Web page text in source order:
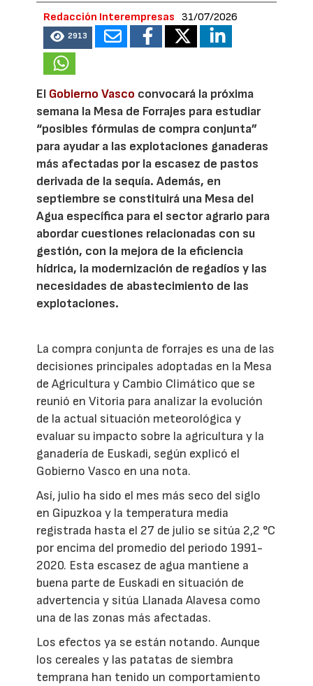
Redacción Interempresas 31/07/2026
2913
El Gobierno Vasco convocará la próxima
semana la Mesa de Forrajes para estudiar
“posibles fórmulas de compra conjunta”
para ayudar a las explotaciones ganaderas
más afectadas por la escasez de pastos
derivada de la sequía. Además, en
septiembre se constituirá una Mesa del
Agua específica para el sector agrario para
abordar cuestiones relacionadas con su
gestión, con la mejora de la eficiencia
hídrica, la modernización de regadíos y las
necesidades de abastecimiento de las
explotaciones.
La compra conjunta de forrajes es una de las
decisiones principales adoptadas en la Mesa
de Agricultura y Cambio Climático que se
reunió en Vitoria para analizar la evolución
de la actual situación meteorológica y
evaluar su impacto sobre la agricultura y la
ganadería de Euskadi, según explicó el
Gobierno Vasco en una nota.
Así, julio ha sido el mes más seco del siglo
en Gipuzkoa y la temperatura media
registrada hasta el 27 de julio se sitúa 2,2 °C
por encima del promedio del periodo 1991-
2020. Esta escasez de agua mantiene a
buena parte de Euskadi en situación de
advertencia y sitúa Llanada Alavesa como
una de las zonas más afectadas.
Los efectos ya se están notando. Aunque
los cereales y las patatas de siembra
temprana han tenido un comportamiento